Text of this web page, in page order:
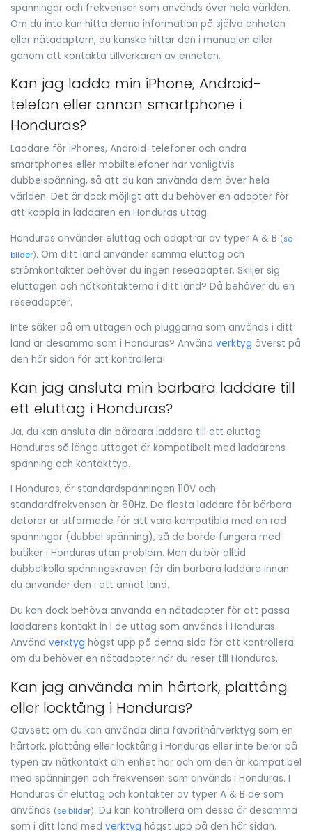
spänningar och frekvenser som används över hela världen.
Om du inte kan hitta denna information på själva enheten
eller nätadaptern, du kanske hittar den i manualen eller
genom att kontakta tillverkaren av enheten.
Kan jag ladda min iPhone, Android-
telefon eller annan smartphone i
Honduras?
Laddare för iPhones, Android-telefoner och andra
smartphones eller mobiltelefoner har vanligtvis
dubbelspänning, så att du kan använda dem över hela
världen. Det är dock möjligt att du behöver en adapter för
att koppla in laddaren en Honduras uttag.
Honduras använder eluttag och adaptrar av typer A & B (se
bilder). Om ditt land använder samma eluttag och
strömkontakter behöver du ingen reseadapter. Skiljer sig
eluttagen och nätkontakterna i ditt land? Då behöver du en
reseadapter.
Inte säker på om uttagen och pluggarna som används i ditt
land är desamma som i Honduras? Använd verktyg överst på
den här sidan för att kontrollera!
Kan jag ansluta min bärbara laddare till
ett eluttag i Honduras?
Ja, du kan ansluta din bärbara laddare till ett eluttag
Honduras så länge uttaget är kompatibelt med laddarens
spänning och kontakttyp.
I Honduras, är standardspänningen 110V och
standardfrekvensen är 60Hz. De flesta laddare för bärbara
datorer är utformade för att vara kompatibla med en rad
spänningar (dubbel spänning), så de borde fungera med
butiker i Honduras utan problem. Men du bör alltid
dubbelkolla spänningskraven för din bärbara laddare innan
du använder den i ett annat land.
Du kan dock behöva använda en nätadapter för att passa
laddarens kontakt in i de uttag som används i Honduras.
Använd verktyg högst upp på denna sida för att kontrollera
om du behöver en nätadapter när du reser till Honduras.
Kan jag använda min hårtork, plattång
eller locktång i Honduras?
Oavsett om du kan använda dina favorithårverktyg som en
hårtork, plattång eller locktång i Honduras eller inte beror på
typen av nätkontakt din enhet har och om den är kompatibel
med spänningen och frekvensen som används i Honduras. I
Honduras är eluttag och kontakter av typer A & B de som
används (se bilder). Du kan kontrollera om dessa är desamma
som i ditt land med verktyg högst upp på den här sidan.